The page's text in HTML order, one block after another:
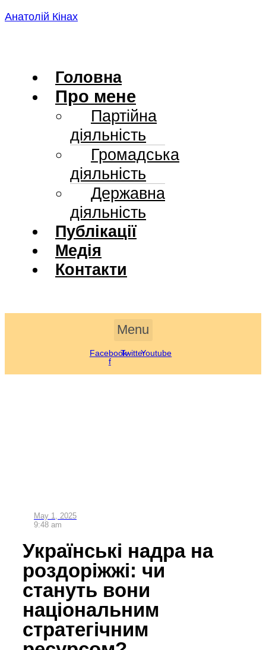
Skip
Анатолій Кінах
Головна
Про мене
Партійна
діяльність
Громадська
діяльність
Державна
діяльність
Публікації
Медія
Контакти
Menu
Facebook-
f
TwitterYoutube
May 1, 2025
9:48 am
Українські надра на
роздоріжжі: чи
стануть вони
національним
стратегічним